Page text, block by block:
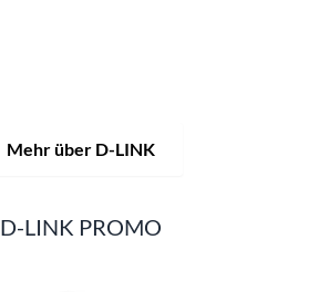
Mehr über D-LINK
D-LINK PROMO